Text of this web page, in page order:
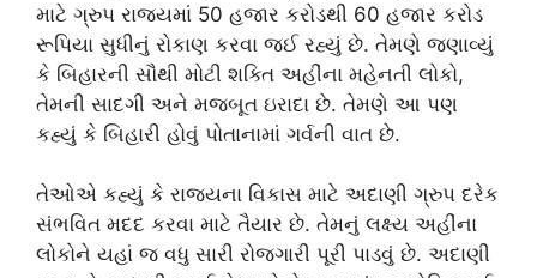
માટે ગ્રુપ રાજ્યમાં 50 હજાર કરોડથી 60 હજાર કરોડ
રૂપિયા સુધીનું રોકાણ કરવા જઈ રહ્યું છે. તેમણે જણાવ્યું
કે બિહારની સૌથી મોટી શક્તિ અહીંના મહેનતી લોકો,
તેમની સાદગી અને મજબૂત ઇરાદા છે. તેમણે આ પણ
કહ્યું કે બિહારી હોવું પોતાનામાં ગર્વની વાત છે.
તેઓએ કહ્યું કે રાજ્યના વિકાસ માટે અદાણી ગ્રુપ દરેક
સંભવિત મદદ કરવા માટે તૈયાર છે. તેમનું લક્ષ્ય અહીંના
લોકોને યહાં જ વધુ સારી રોજગારી પૂરી પાડવું છે. અદાણી